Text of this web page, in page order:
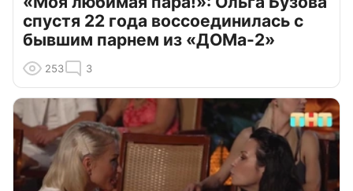
спустя 22 года воссоединилась с
бывшим парнем из «ДОМа-2»
253 3